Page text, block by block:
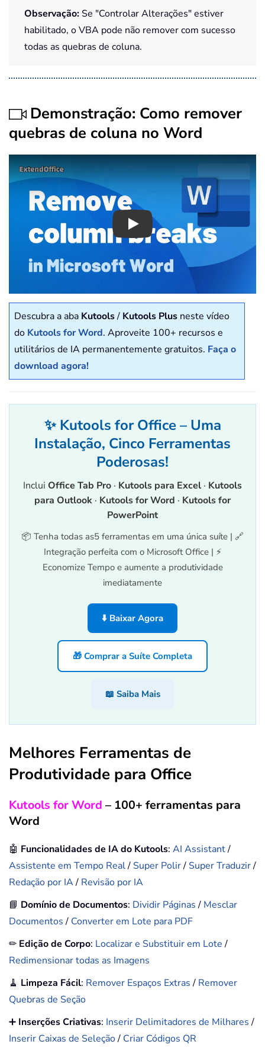
Observação: Se "Controlar Alterações" estiver
habilitado, o VBA pode não remover com sucesso
todas as quebras de coluna.
Demonstração: Como remover
quebras de coluna no Word
Play
Descubra a aba Kutools/ Kutools Plus neste vídeo
do Kutools for Word. Aproveite 100+ recursos e
utilitários de IA permanentemente gratuitos. Faça o
download agora!
✨ Kutools for Office – Uma
Instalação, Cinco Ferramentas
Poderosas!
Inclui Office Tab Pro · Kutools para Excel · Kutools
para Outlook · Kutools for Word · Kutools for
PowerPoint
📦 Tenha todas as5 ferramentas em uma única suíte | 🔗
Integração perfeita com o Microsoft Office | ⚡
Economize Tempo e aumente a produtividade
imediatamente
⬇️ Baixar Agora
🎁 Comprar a Suíte Completa
📖 Saiba Mais
Melhores Ferramentas de
Produtividade para Office
Kutools for Word – 100+ ferramentas para
Word
🤖 Funcionalidades de IA do Kutools: AI Assistant/
Assistente em Tempo Real/ Super Polir/ Super Traduzir/
Redação por IA/ Revisão por IA
📘 Domínio de Documentos: Dividir Páginas/ Mesclar
Documentos/ Converter em Lote para PDF
✏ Edição de Corpo: Localizar e Substituir em Lote/
Redimensionar todas as Imagens
🧹 Limpeza Fácil: Remover Espaços Extras/ Remover
Quebras de Seção
➕ Inserções Criativas: Inserir Delimitadores de Milhares/
Inserir Caixas de Seleção/ Criar Códigos QR